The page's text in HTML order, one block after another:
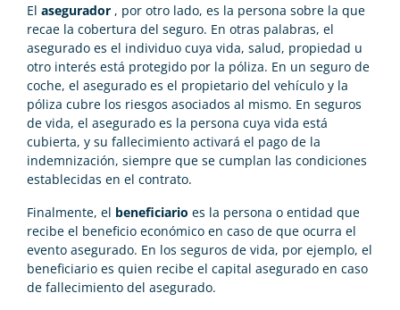
El asegurador , por otro lado, es la persona sobre la que
recae la cobertura del seguro. En otras palabras, el
asegurado es el individuo cuya vida, salud, propiedad u
otro interés está protegido por la póliza. En un seguro de
coche, el asegurado es el propietario del vehículo y la
póliza cubre los riesgos asociados al mismo. En seguros
de vida, el asegurado es la persona cuya vida está
cubierta, y su fallecimiento activará el pago de la
indemnización, siempre que se cumplan las condiciones
establecidas en el contrato.
Finalmente, el beneficiario es la persona o entidad que
recibe el beneficio económico en caso de que ocurra el
evento asegurado. En los seguros de vida, por ejemplo, el
beneficiario es quien recibe el capital asegurado en caso
de fallecimiento del asegurado.